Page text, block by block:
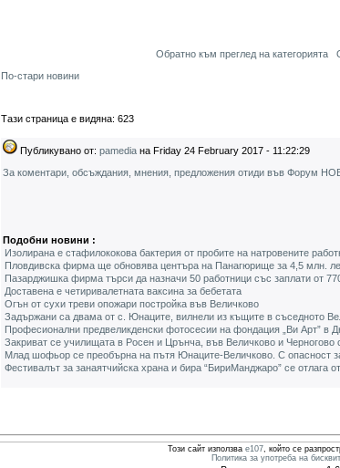
Обратно към преглед на категорията
По-стари новини
Тази страница е видяна: 623
Публикувано от: pamedia на Friday 24 February 2017 - 11:22:29
За коментари, обсъждания, мнения, предложения отиди във Форум
Подобни новини :
Изолирана е стафилококова бактерия от пробите на натровените
Пловдивска фирма ще обновява центъра на Панагюрище за 4,5 млн.
Пазарджишка фирма търси да назначи 50 работници със заплати от
Доставена е четиривалетната ваксина за бебетата
Огън от сухи треви опожари постройка във Величково
Задържани са двама от с. Юнаците, вилнели из къщите в съседното
Професионални предвеликденски фотосесии на фондация „Ви Арт” в
Закриват се училищата в Росен и Црънча, във Величково и Черногово
Млад шофьор се преобърна на пътя Юнаците-Величково. С опасност
Фестивалът за занаятчийска храна и бира “БириМанджаро” се отлага
Този сайт използва e107, който се
Политика за употреба на